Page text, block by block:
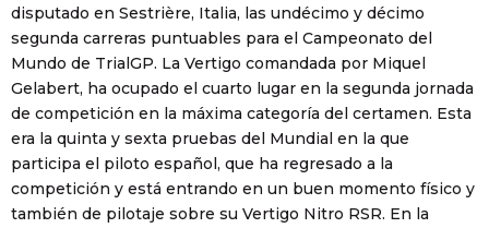
disputado en Sestrière, Italia, las undécimo y décimo
segunda carreras puntuables para el Campeonato del
Mundo de TrialGP. La Vertigo comandada por Miquel
Gelabert, ha ocupado el cuarto lugar en la segunda jornada
de competición en la máxima categoría del certamen. Esta
era la quinta y sexta pruebas del Mundial en la que
participa el piloto español, que ha regresado a la
competición y está entrando en un buen momento físico y
también de pilotaje sobre su Vertigo Nitro RSR. En la